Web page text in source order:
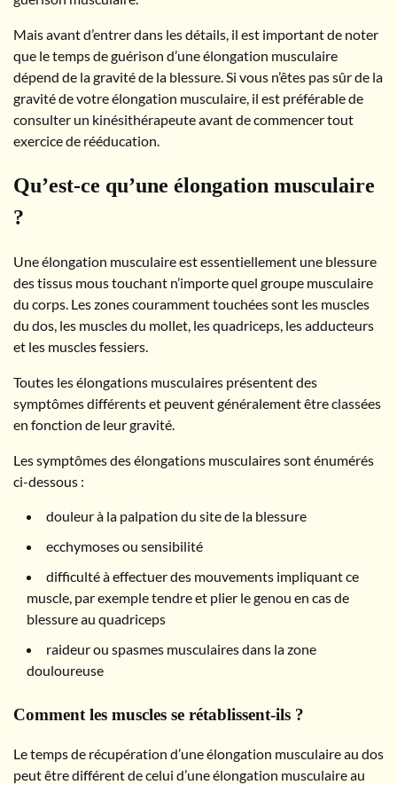
Mais avant d’entrer dans les détails, il est important de noter
que le temps de guérison d’une élongation musculaire
dépend de la gravité de la blessure. Si vous n’êtes pas sûr de la
gravité de votre élongation musculaire, il est préférable de
consulter un kinésithérapeute avant de commencer tout
exercice de rééducation.
Qu’est-ce qu’une élongation musculaire
?
Une élongation musculaire est essentiellement une blessure
des tissus mous touchant n’importe quel groupe musculaire
du corps. Les zones couramment touchées sont les muscles
du dos, les muscles du mollet, les quadriceps, les adducteurs
et les muscles fessiers.
Toutes les élongations musculaires présentent des
symptômes différents et peuvent généralement être classées
en fonction de leur gravité.
Les symptômes des élongations musculaires sont énumérés
ci-dessous :
douleur à la palpation du site de la blessure
ecchymoses ou sensibilité
difficulté à effectuer des mouvements impliquant ce
muscle, par exemple tendre et plier le genou en cas de
blessure au quadriceps
raideur ou spasmes musculaires dans la zone
douloureuse
Comment les muscles se rétablissent-ils ?
Le temps de récupération d’une élongation musculaire au dos
peut être différent de celui d’une élongation musculaire au